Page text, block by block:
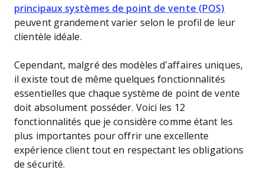
principaux systèmes de point de vente (POS)
peuvent grandement varier selon le profil de leur
clientèle idéale.
Cependant, malgré des modèles d’affaires uniques,
il existe tout de même quelques fonctionnalités
essentielles que chaque système de point de vente
doit absolument posséder. Voici les 12
fonctionnalités que je considère comme étant les
plus importantes pour offrir une excellente
expérience client tout en respectant les obligations
de sécurité.